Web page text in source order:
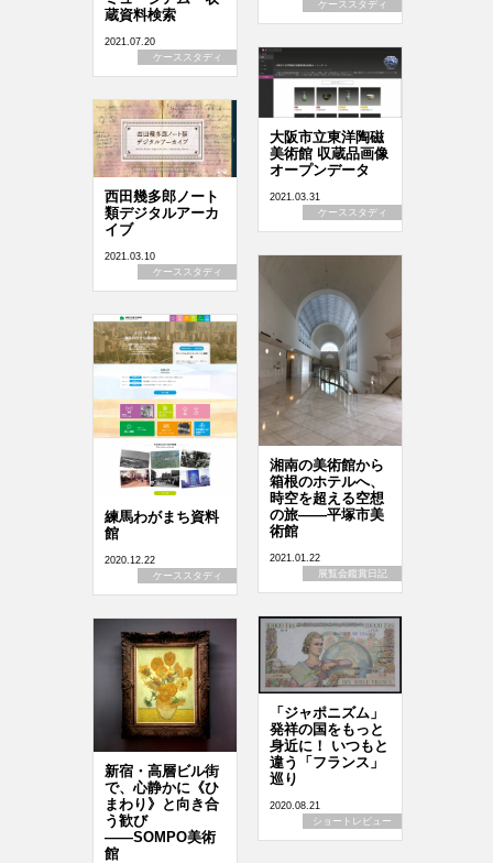
ケーススタディ
蔵資料検索
2021.07.20
ケーススタディ
大阪市立東洋陶磁
美術館 収蔵品画像
オープンデータ
2021.03.31
ケーススタディ
西田幾多郎ノート
類デジタルアーカ
イブ
2021.03.10
ケーススタディ
湘南の美術館から
箱根のホテルへ、
時空を超える空想
の旅――平塚市美
術館
2021.01.22
展覧会鑑賞日記
練馬わがまち資料
館
2020.12.22
ケーススタディ
「ジャポニズム」
発祥の国をもっと
身近に！ いつもと
違う「フランス」
巡り
2020.08.21
ショートレビュー
新宿・高層ビル街
で、心静かに《ひ
まわり》と向き合
う歓び
――SOMPO美術
館